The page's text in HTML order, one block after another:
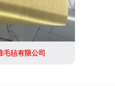
毛毡有限公司